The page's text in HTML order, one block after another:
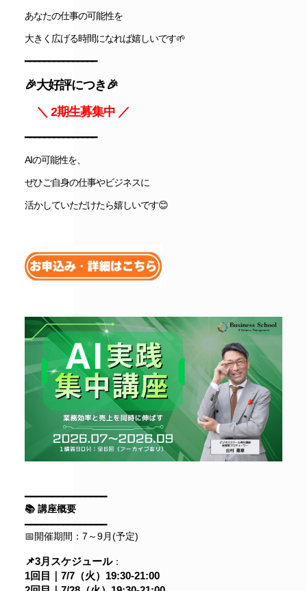
あなたの仕事の可能性を
大きく広げる時間になれば嬉しいです🌱
━━━━━━━━━━━━━━━
🎉大好評につき🎉
＼ 2期生募集中 ／
━━━━━━━━━━━━━━━
AIの可能性を、
ぜひご自身の仕事やビジネスに
活かしていただけたら嬉しいです😊
━━━━━━━━━━━━━━━
📚 講座概要
━━━━━━━━━━━━━━━
📅開催期間：7～9月(予定)
📌3月スケジュール：
1回目｜7/7（火）19:30-21:00